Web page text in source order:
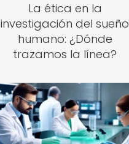
La ética en la
investigación del sueño
humano: ¿Dónde
trazamos la línea?